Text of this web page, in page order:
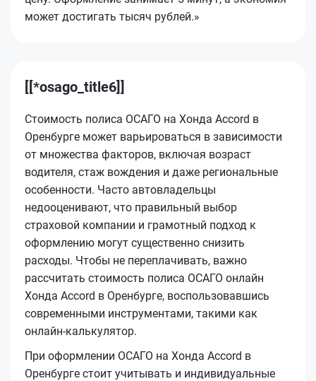
может достигать тысяч рублей.»
[[*osago_title6]]
Стоимость полиса ОСАГО на Хонда Accord в
Оренбурге может варьироваться в зависимости
от множества факторов, включая возраст
водителя, стаж вождения и даже региональные
особенности. Часто автовладельцы
недооценивают, что правильный выбор
страховой компании и грамотный подход к
оформлению могут существенно снизить
расходы. Чтобы не переплачивать, важно
рассчитать стоимость полиса ОСАГО онлайн
Хонда Accord в Оренбурге, воспользовавшись
современными инструментами, такими как
онлайн-калькулятор.
При оформлении ОСАГО на Хонда Accord в
Оренбурге стоит учитывать и индивидуальные